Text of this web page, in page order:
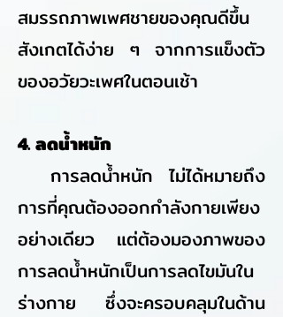
สมรรถภาพเพศชายของคุณดีขึ้น
สังเกตได้ง่าย ๆ จากการแข็งตัว
ของอวัยวะเพศในตอนเช้า
4. ลดน้ำหนัก
การลดน้ำหนัก ไม่ได้หมายถึง
การที่คุณต้องออกกำลังกายเพียง
อย่างเดียว แต่ต้องมองภาพของ
การลดน้ำหนักเป็นการลดไขมันใน
ร่างกาย ซึ่งจะครอบคลุมในด้าน